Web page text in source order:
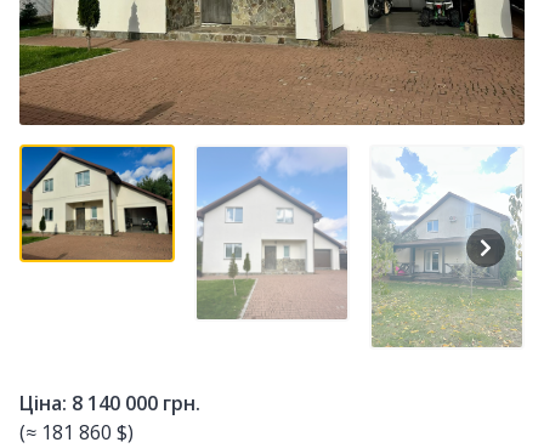
Ціна: 8 140 000 грн.
(≈ 181 860 $)